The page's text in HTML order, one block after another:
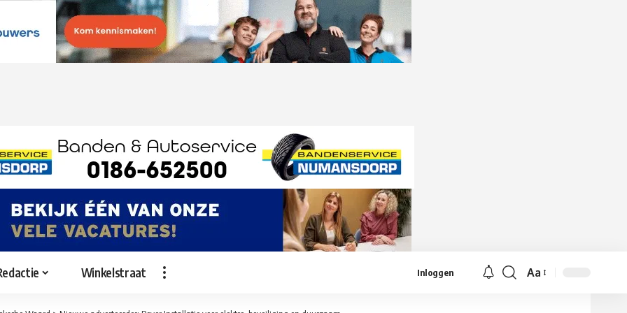
Winkelstraat Inloggen
Lettergrootte
Aa